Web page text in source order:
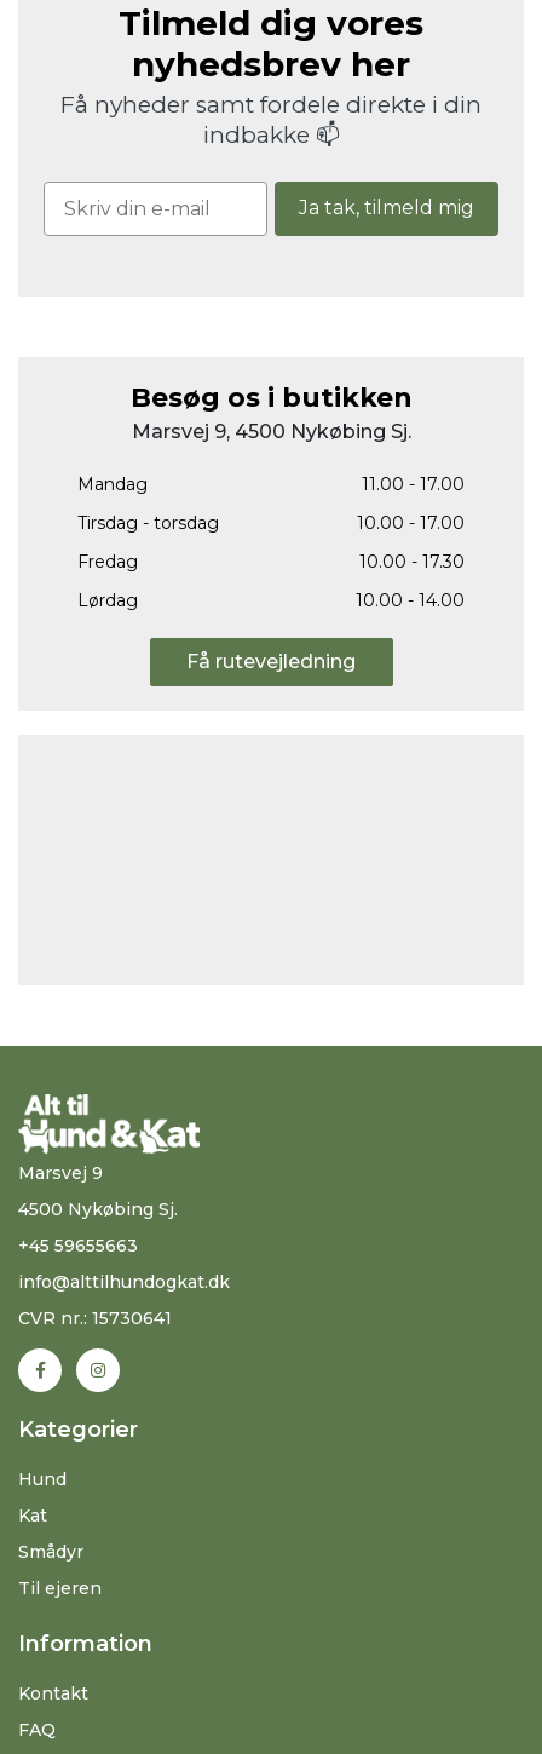
Tilmeld dig vores
nyhedsbrev her
Få nyheder samt fordele direkte i din
indbakke 📫
Ja tak, tilmeld mig
Besøg os i butikken
Marsvej 9, 4500 Nykøbing Sj.
Mandag
11.00 - 17.00
Tirsdag - torsdag
10.00 - 17.00
Fredag
10.00 - 17.30
Lørdag
10.00 - 14.00
Få rutevejledning
Marsvej 9
4500 Nykøbing Sj.
+45 59655663
info@alttilhundogkat.dk
CVR nr.: 15730641
Kategorier
Hund
Kat
Smådyr
Til ejeren
Information
Kontakt
FAQ